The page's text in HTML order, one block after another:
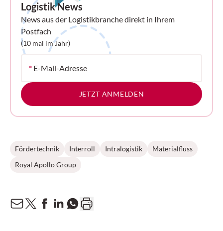
Logistik News
News aus der Logistikbranche direkt in Ihrem
Postfach
(10 mal im Jahr)
* E-Mail-Adresse
JETZT ANMELDEN
Fördertechnik Interroll Intralogistik
Materialfluss
Royal Apollo Group